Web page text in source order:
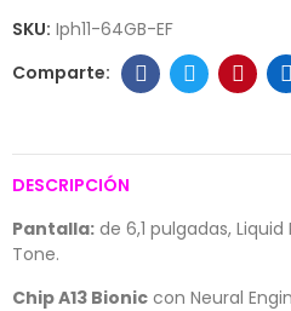
SKU: Iph11-64GB-EF
DESCRIPCIÓN
Pantalla: de 6,1 pulgadas,
Tone.
Chip A13 Bionic con Neural